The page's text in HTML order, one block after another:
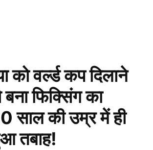
को वर्ल्ड कप दिलाने
बना फिक्सिंग का
साल की उम्र में ही
तबाह!